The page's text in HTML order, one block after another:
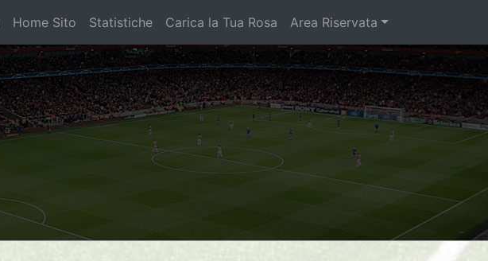
Home Sito Statistiche Carica la Tua Rosa Area Riservata